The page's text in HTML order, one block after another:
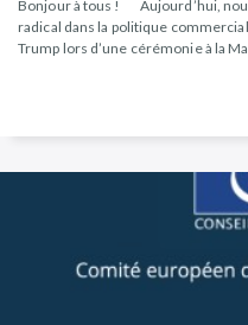
Bonjour à tous ! Aujourd’hui,
radical dans la politique
Trump lors d’une cérémonie à la